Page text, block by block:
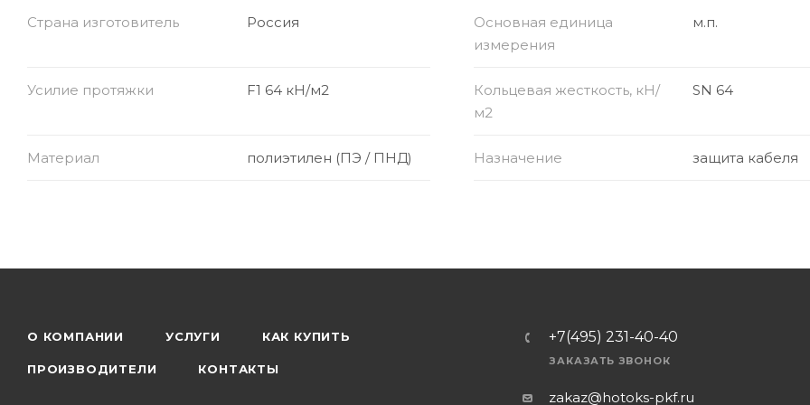
Страна изготовитель Россия
Основная единица
измерения
м.п.
Усилие протяжки F1 64 кН/м2
Кольцевая жесткость, кН/
м2
SN 64
Материал полиэтилен (ПЭ / ПНД) Назначение защита кабеля
О КОМПАНИИ УСЛУГИ КАК КУПИТЬ
ПРОИЗВОДИТЕЛИ КОНТАКТЫ
+7(495) 231-40-40
ЗАКАЗАТЬ ЗВОНОК
zakaz@hotoks-pkf.ru